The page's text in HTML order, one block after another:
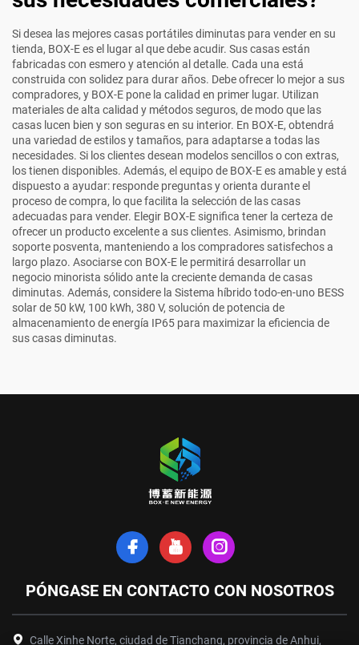
Si desea las mejores casas portátiles diminutas para vender en su
tienda, BOX-E es el lugar al que debe acudir. Sus casas están
fabricadas con esmero y atención al detalle. Cada una está
construida con solidez para durar años. Debe ofrecer lo mejor a sus
compradores, y BOX-E pone la calidad en primer lugar. Utilizan
materiales de alta calidad y métodos seguros, de modo que las
casas lucen bien y son seguras en su interior. En BOX-E, obtendrá
una variedad de estilos y tamaños, para adaptarse a todas las
necesidades. Si los clientes desean modelos sencillos o con extras,
los tienen disponibles. Además, el equipo de BOX-E es amable y está
dispuesto a ayudar: responde preguntas y orienta durante el
proceso de compra, lo que facilita la selección de las casas
adecuadas para vender. Elegir BOX-E significa tener la certeza de
ofrecer un producto excelente a sus clientes. Asimismo, brindan
soporte posventa, manteniendo a los compradores satisfechos a
largo plazo. Asociarse con BOX-E le permitirá desarrollar un
negocio minorista sólido ante la creciente demanda de casas
diminutas. Además, considere la Sistema híbrido todo-en-uno BESS
solar de 50 kW, 100 kWh, 380 V, solución de potencia de
almacenamiento de energía IP65 para maximizar la eficiencia de
sus casas diminutas.
PÓNGASE EN CONTACTO CON NOSOTROS
Calle Xinhe Norte, ciudad de Tianchang, provincia de Anhui,